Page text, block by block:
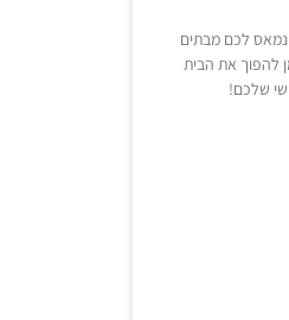
נמאס לכם מבתים
להפוך את הבית
שלכם!